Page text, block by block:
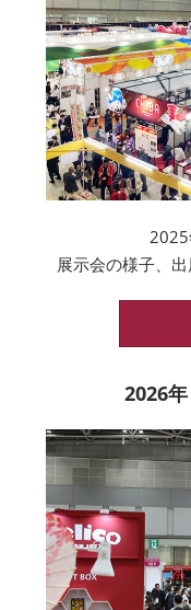
展示会の様子、
2026